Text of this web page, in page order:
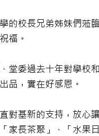
的校長兄弟姊妹們蒞
福。
堂委過去十年對學校
品，實在好感恩。
對基新的支持，放心
家長茶聚」、「水果